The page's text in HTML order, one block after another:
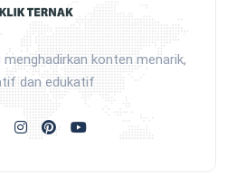
konten menarik,
dan edukatif